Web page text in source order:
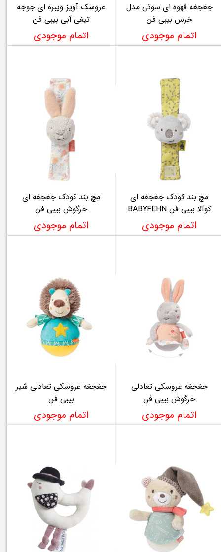
جغجغه قهوه ای سوتی مدل
خرس بیبی فن
اتمام موجودی
عروسک آویز ویبره ای جوجه
تیغی آبی بیبی فن
اتمام موجودی
مچ بند کودک جغجغه ای
کوآلا بیبی فن BABYFEHN
اتمام موجودی
مچ بند کودک جغجغه ای
خرگوش بیبی فن
اتمام موجودی
جغجغه عروسکی تعادلی
خرگوش بیبی فن
اتمام موجودی
جغجغه عروسکی تعادلی شیر
بیبی فن
اتمام موجودی